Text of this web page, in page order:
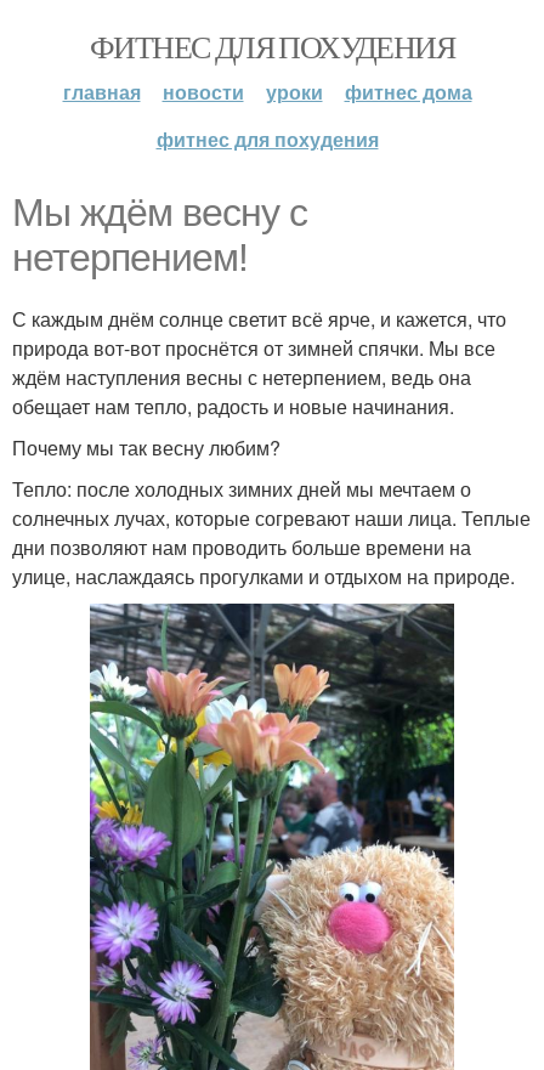
ФИТНЕС ДЛЯ ПОХУДЕНИЯ
главная новости уроки
фитнес дома
фитнес для похудения
Мы ждём весну с
нетерпением!
С каждым днём солнце светит всё ярче, и кажется, что
природа вот-вот проснётся от зимней спячки. Мы все
ждём наступления весны с нетерпением, ведь она
обещает нам тепло, радость и новые начинания.
Почему мы так весну любим?
Тепло: после холодных зимних дней мы мечтаем о
солнечных лучах, которые согревают наши лица. Теплые
дни позволяют нам проводить больше времени на
улице, наслаждаясь прогулками и отдыхом на природе.